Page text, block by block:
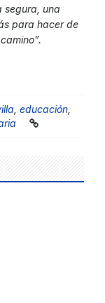
segura, una
para hacer de
educación